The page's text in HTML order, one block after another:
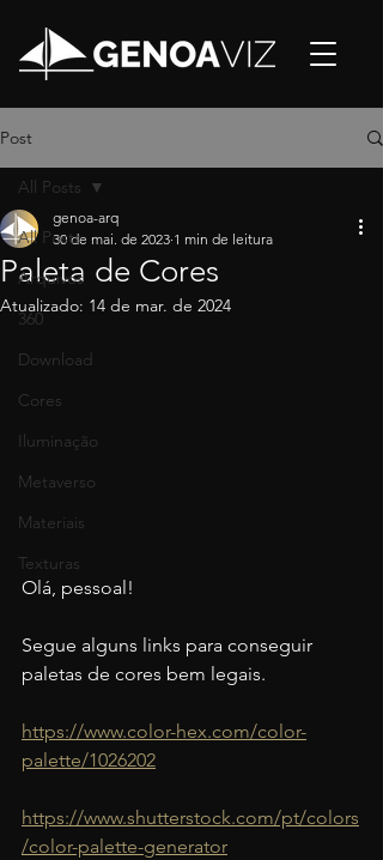
Post
All Posts
Arquivos
360
Download
Cores
Iluminação
Metaverso
Materiais
Texturas
All Posts
Paleta de Cores
genoa-arq
30 de mai. de 2023 1 min de leitura
Atualizado: 14 de mar. de 2024
Olá, pessoal!
Segue alguns links para conseguir
paletas de cores bem legais.
https://www.color-hex.com/color-
palette/1026202
https://www.shutterstock.com/pt/colors
/color-palette-generator